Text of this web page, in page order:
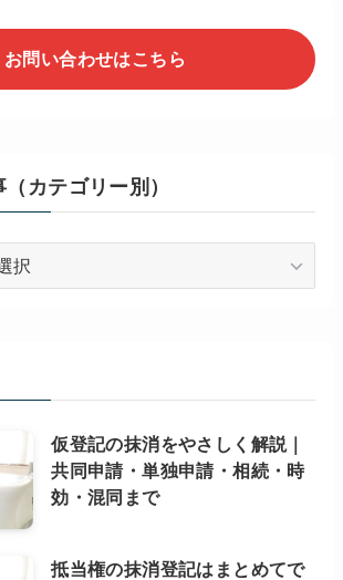
お問い合わせはこちら
カテゴリー別）
仮登記の抹消をやさしく解説｜
共同申請・単独申請・相続・時
効・混同まで
抵当権の抹消登記はまとめてで